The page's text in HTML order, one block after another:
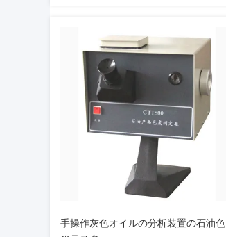
手操作灰色オイルの分析装置の石油色